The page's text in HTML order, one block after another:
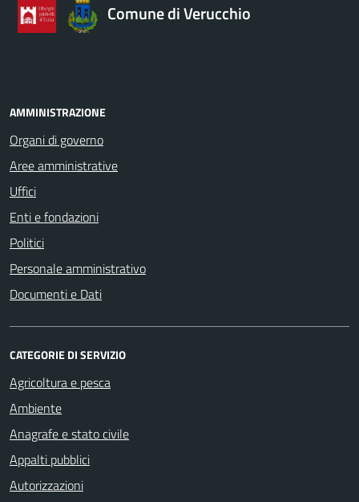
Comune di Verucchio
AMMINISTRAZIONE
Organi di governo
Aree amministrative
Uffici
Enti e fondazioni
Politici
Personale amministrativo
Documenti e Dati
CATEGORIE DI SERVIZIO
Agricoltura e pesca
Ambiente
Anagrafe e stato civile
Appalti pubblici
Autorizzazioni